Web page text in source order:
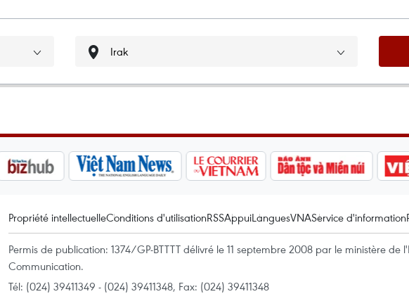
Propriété intellectuelleConditions d'utilisationRSSAppuiLanguesVNAService d'information
Permis de publication: 1374/GP-BTTTT délivré le 11 septembre 2008 par le ministère de
Communication.
Tél: (024) 39411349 - (024) 39411348, Fax: (024) 39411348